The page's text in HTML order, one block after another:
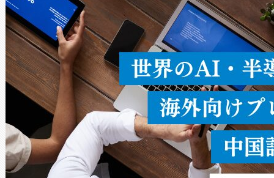
うにします。遠距離まで届く
密度なスキャ […]